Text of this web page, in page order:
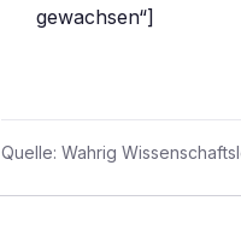
gewachsen“]
Quelle: Wahrig